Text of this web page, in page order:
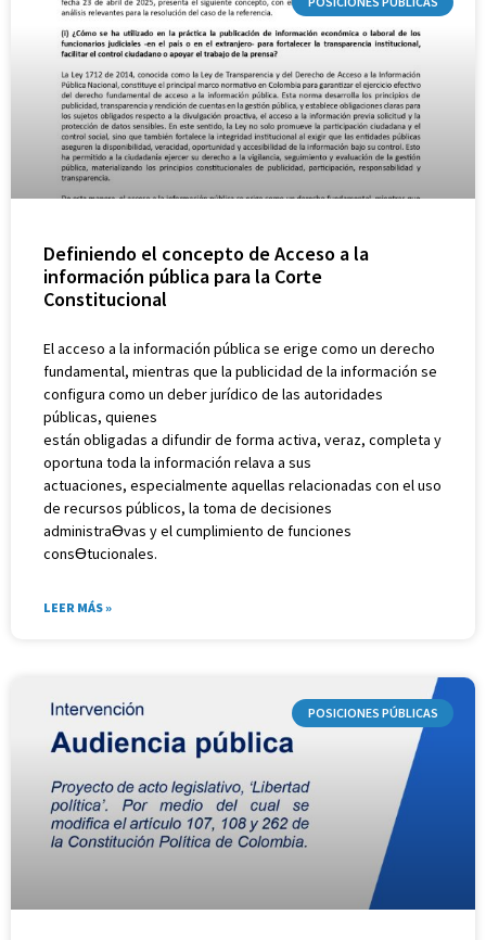
Definiendo el concepto de Acceso a la
información pública para la Corte
Constitucional
El acceso a la información pública se erige como un derecho
fundamental, mientras que la publicidad de la información se
configura como un deber jurídico de las autoridades
públicas, quienes
están obligadas a difundir de forma activa, veraz, completa y
oportuna toda la información relava a sus
actuaciones, especialmente aquellas relacionadas con el uso
de recursos públicos, la toma de decisiones
administraƟvas y el cumplimiento de funciones
consƟtucionales.
LEER MÁS »
POSICIONES PÚBLICAS